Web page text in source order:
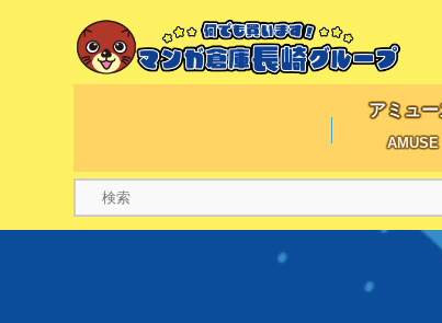
アミュー
AMUSE